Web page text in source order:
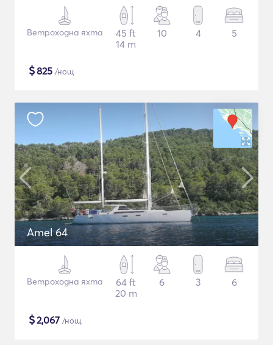
Ветроходна яхта
45 ft
14 m
10 4 5
$825 /нощ
Amel 64
Ветроходна яхта
64 ft
20 m
6 3 6
$2,067 /нощ